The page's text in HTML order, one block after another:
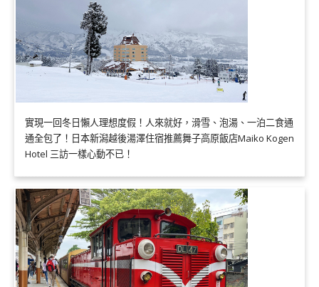
實現一回冬日懶人理想度假！人來就好，滑雪、泡湯、一泊二食通
通全包了！日本新潟越後湯澤住宿推薦舞子高原飯店Maiko Kogen
Hotel 三訪一樣心動不已！